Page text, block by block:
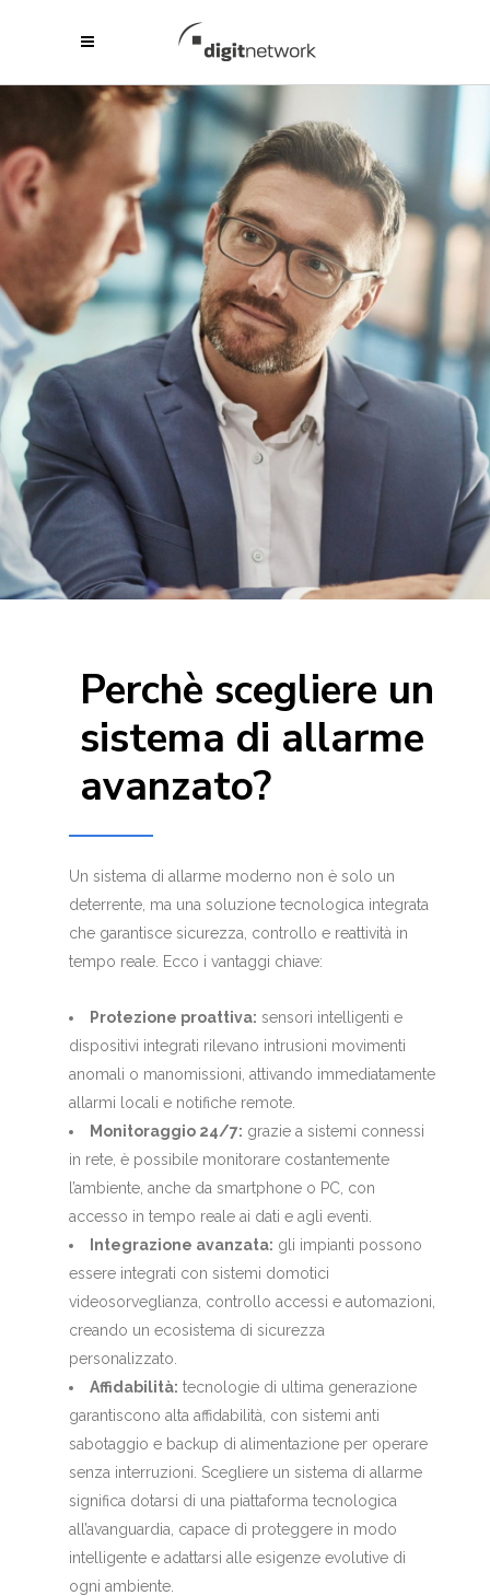
Perchè scegliere un
sistema di allarme
avanzato?
Un sistema di allarme moderno non è solo un
deterrente, ma una soluzione tecnologica integrata
che garantisce sicurezza, controllo e reattività in
tempo reale. Ecco i vantaggi chiave:
Protezione proattiva: sensori intelligenti e
dispositivi integrati rilevano intrusioni movimenti
anomali o manomissioni, attivando immediatamente
allarmi locali e notifiche remote.
Monitoraggio 24/7: grazie a sistemi connessi
in rete, è possibile monitorare costantemente
l’ambiente, anche da smartphone o PC, con
accesso in tempo reale ai dati e agli eventi.
Integrazione avanzata: gli impianti possono
essere integrati con sistemi domotici
videosorveglianza, controllo accessi e automazioni,
creando un ecosistema di sicurezza
personalizzato.
Affidabilità: tecnologie di ultima generazione
garantiscono alta affidabilità, con sistemi anti
sabotaggio e backup di alimentazione per operare
senza interruzioni. Scegliere un sistema di allarme
significa dotarsi di una piattaforma tecnologica
all’avanguardia, capace di proteggere in modo
intelligente e adattarsi alle esigenze evolutive di
ogni ambiente.